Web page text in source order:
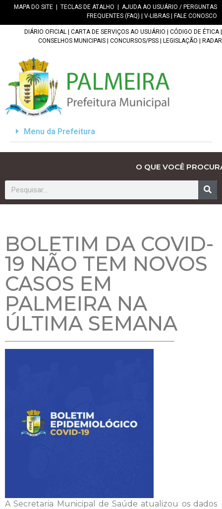
MAPA DO SITE TECLAS DE ATALHO
AJUDA AO USUÁRIO / PERGUNTAS
FREQUENTES (FAQ)
V-LIBRAS FALE CONOSCO
DIÁRIO OFICIAL CARTA DE SERVIÇOS AO USUÁRIO CÓDIGO DE ÉTICA|
CONSELHOS MUNICIPAIS
CONCURSOS/PSS LEGISLAÇÃO RADAR
Menu da Prefeitura
O QUE VOCÊ
BOLETIM DA COVID-
19 NÃO TEM NOVOS
CASOS EM
PALMEIRA NA
ÚLTIMA SEMANA
A Secretaria Municipal de Saúde atualizou os dados